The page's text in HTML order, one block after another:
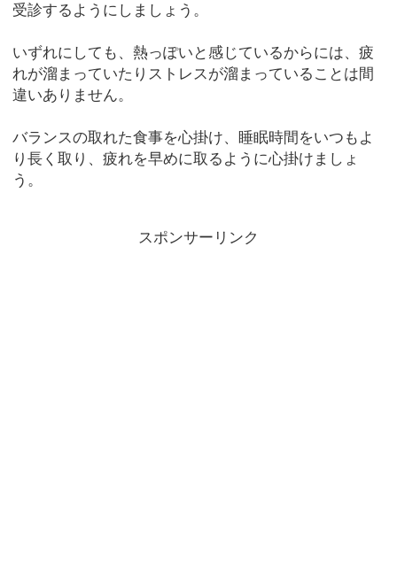
受診するようにしましょう。
いずれにしても、熱っぽいと感じているからには、疲
れが溜まっていたりストレスが溜まっていることは間
違いありません。
バランスの取れた食事を心掛け、睡眠時間をいつもよ
り長く取り、疲れを早めに取るように心掛けましょ
う。
スポンサーリンク